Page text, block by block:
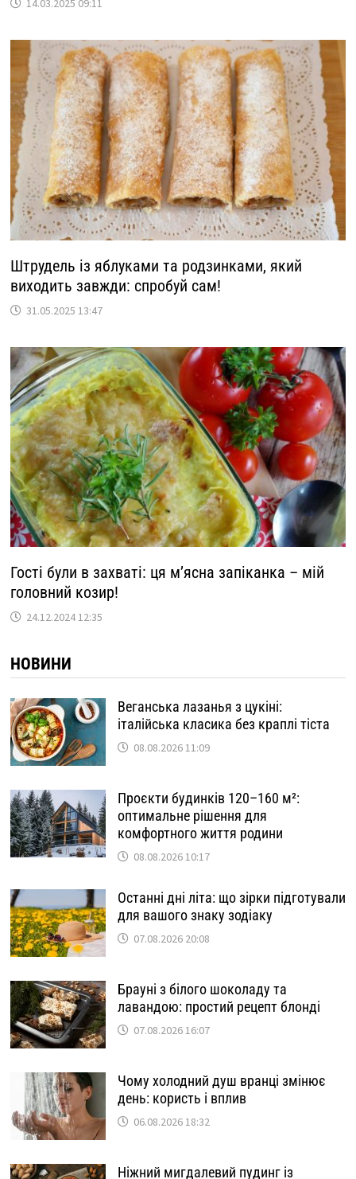
14.03.2025 09:11
Штрудель із яблуками та родзинками, який
виходить завжди: спробуй сам!
31.05.2025 13:47
Гості були в захваті: ця м’ясна запіканка – мій
головний козир!
24.12.2024 12:35
НОВИНИ
Веганська лазанья з цукіні:
італійська класика без краплі тіста
08.08.2026 11:09
Проєкти будинків 120–160 м²:
оптимальне рішення для
комфортного життя родини
08.08.2026 10:17
Останні дні літа: що зірки підготували
для вашого знаку зодіаку
07.08.2026 20:08
Брауні з білого шоколаду та
лавандою: простий рецепт блонді
07.08.2026 16:07
Чому холодний душ вранці змінює
день: користь і вплив
06.08.2026 18:32
Ніжний мигдалевий пудинг із